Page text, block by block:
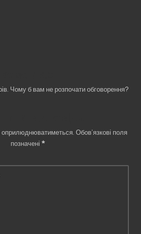
Чому б вам не розпочати обговорення?
Обов’язкові поля
позначені *